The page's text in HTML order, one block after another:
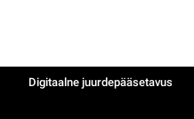
Digitaalne juurdepääsetavus